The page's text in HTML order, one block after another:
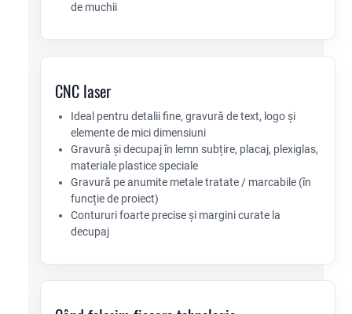
de muchii
CNC laser
Ideal pentru detalii fine, gravură de text, logo și
elemente de mici dimensiuni
Gravură și decupaj în lemn subțire, placaj, plexiglas,
materiale plastice speciale
Gravură pe anumite metale tratate / marcabile (în
funcție de proiect)
Contururi foarte precise și margini curate la
decupaj